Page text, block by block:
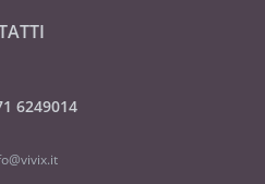
6249014